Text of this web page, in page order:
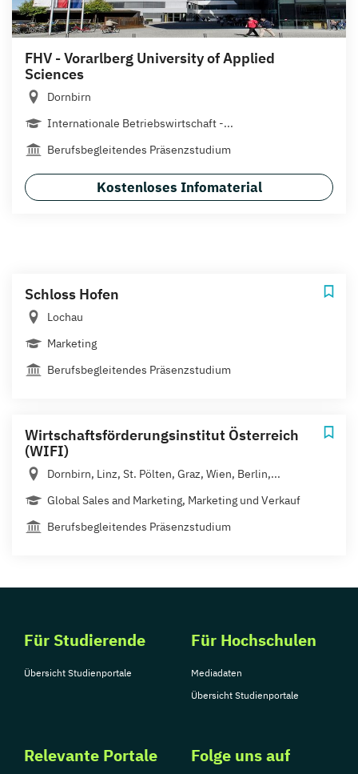
FHV - Vorarlberg University of Applied
Sciences
Dornbirn
Internationale Betriebswirtschaft -...
Berufsbegleitendes Präsenzstudium
Kostenloses Infomaterial
Schloss Hofen
Lochau
Marketing
Berufsbegleitendes Präsenzstudium
Wirtschaftsförderungsinstitut Österreich
(WIFI)
Dornbirn, Linz, St. Pölten, Graz, Wien, Berlin,...
Global Sales and Marketing, Marketing und Verkauf
Berufsbegleitendes Präsenzstudium
Für Studierende
Übersicht Studienportale
Für Hochschulen
Mediadaten
Übersicht Studienportale
Relevante Portale Folge uns auf